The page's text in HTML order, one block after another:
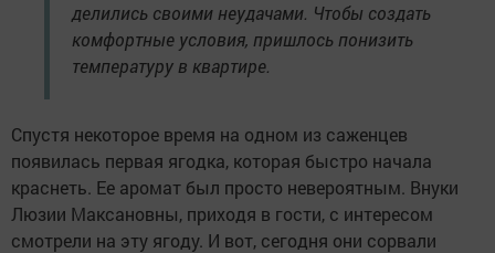
делились своими неудачами. Чтобы создать
комфортные условия, пришлось понизить
температуру в квартире.
Спустя некоторое время на одном из саженцев
появилась первая ягодка, которая быстро начала
краснеть. Ее аромат был просто невероятным. Внуки
Люзии Максановны, приходя в гости, с интересом
смотрели на эту ягоду. И вот, сегодня они сорвали